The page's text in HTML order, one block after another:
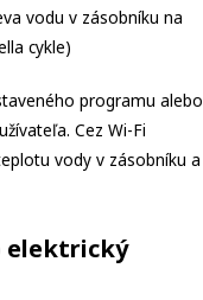
vodu v zásobníku na
cykle)
programu alebo
Cez Wi-Fi
vody v zásobníku a
elektrický